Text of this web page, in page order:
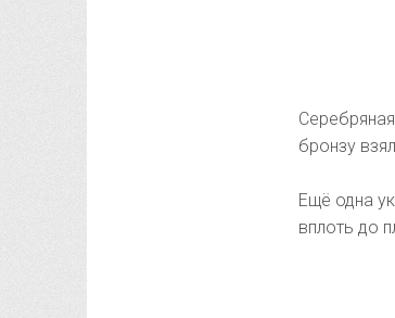
бронзу
Ещё одна
вплоть до